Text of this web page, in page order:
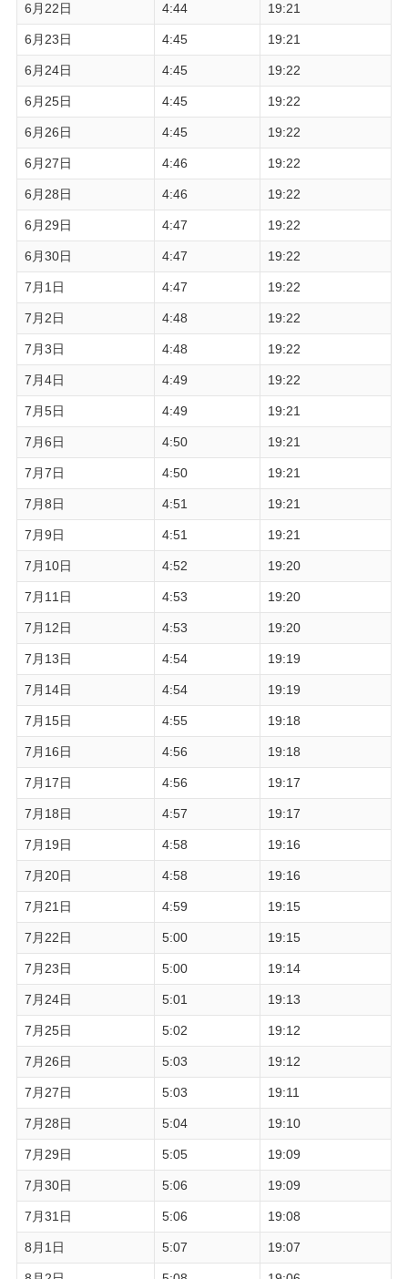
6月22日 4:44 19:21
6月23日 4:45 19:21
6月24日 4:45 19:22
6月25日 4:45 19:22
6月26日 4:45 19:22
6月27日 4:46 19:22
6月28日 4:46 19:22
6月29日 4:47 19:22
6月30日 4:47 19:22
7月1日 4:47 19:22
7月2日 4:48 19:22
7月3日 4:48 19:22
7月4日 4:49 19:22
7月5日 4:49 19:21
7月6日 4:50 19:21
7月7日 4:50 19:21
7月8日 4:51 19:21
7月9日 4:51 19:21
7月10日 4:52 19:20
7月11日 4:53 19:20
7月12日 4:53 19:20
7月13日 4:54 19:19
7月14日 4:54 19:19
7月15日 4:55 19:18
7月16日 4:56 19:18
7月17日 4:56 19:17
7月18日 4:57 19:17
7月19日 4:58 19:16
7月20日 4:58 19:16
7月21日 4:59 19:15
7月22日 5:00 19:15
7月23日 5:00 19:14
7月24日 5:01 19:13
7月25日 5:02 19:12
7月26日 5:03 19:12
7月27日 5:03 19:11
7月28日 5:04 19:10
7月29日 5:05 19:09
7月30日 5:06 19:09
7月31日 5:06 19:08
8月1日 5:07 19:07